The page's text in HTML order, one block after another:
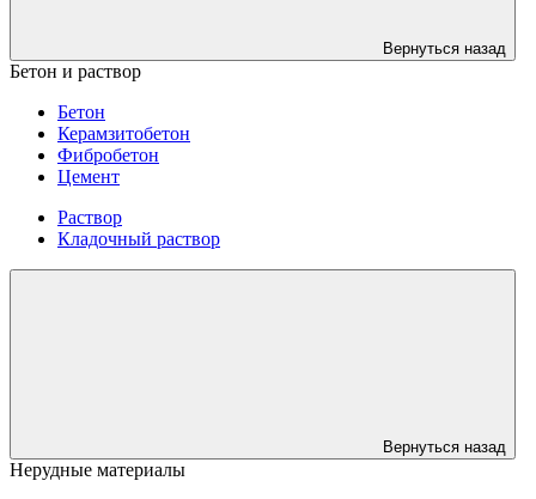
Вернуться назад
Бетон и раствор
Бетон
Керамзитобетон
Фибробетон
Цемент
Раствор
Кладочный раствор
Вернуться назад
Нерудные материалы